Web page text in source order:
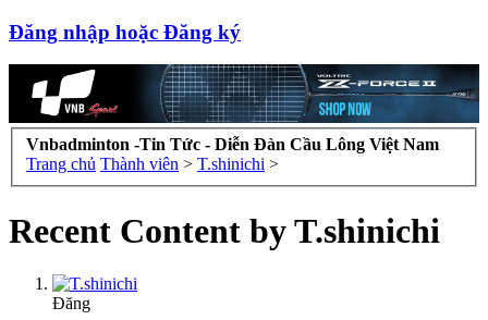
Đăng nhập hoặc Đăng ký
Vnbadminton -Tin Tức - Diễn Đàn Cầu Lông Việt Nam
Trang chủ Thành viên > T.shinichi >
Recent Content by T.shinichi
Đăng